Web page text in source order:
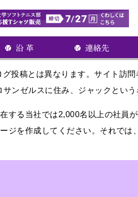
投稿とは異なります。サイト訪問
ンゼルスに住み、ジャックとい
する当社では2,000名以上の社員
ジを作成してください。それでは